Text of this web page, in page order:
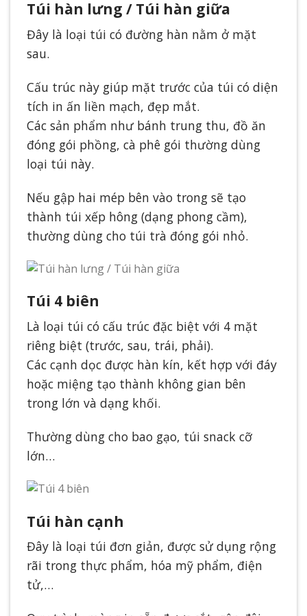
Túi hàn lưng / Túi hàn giữa
Đây là loại túi có đường hàn nằm ở mặt
sau.
Cấu trúc này giúp mặt trước của túi có diện
tích in ấn liền mạch, đẹp mắt.
Các sản phẩm như bánh trung thu, đồ ăn
đóng gói phồng, cà phê gói thường dùng
loại túi này.
Nếu gập hai mép bên vào trong sẽ tạo
thành túi xếp hông (dạng phong cầm),
thường dùng cho túi trà đóng gói nhỏ.
Túi 4 biên
Là loại túi có cấu trúc đặc biệt với 4 mặt
riêng biệt (trước, sau, trái, phải).
Các cạnh dọc được hàn kín, kết hợp với đáy
hoặc miệng tạo thành không gian bên
trong lớn và dạng khối.
Thường dùng cho bao gạo, túi snack cỡ
lớn…
Túi hàn cạnh
Đây là loại túi đơn giản, được sử dụng rộng
rãi trong thực phẩm, hóa mỹ phẩm, điện
tử,…